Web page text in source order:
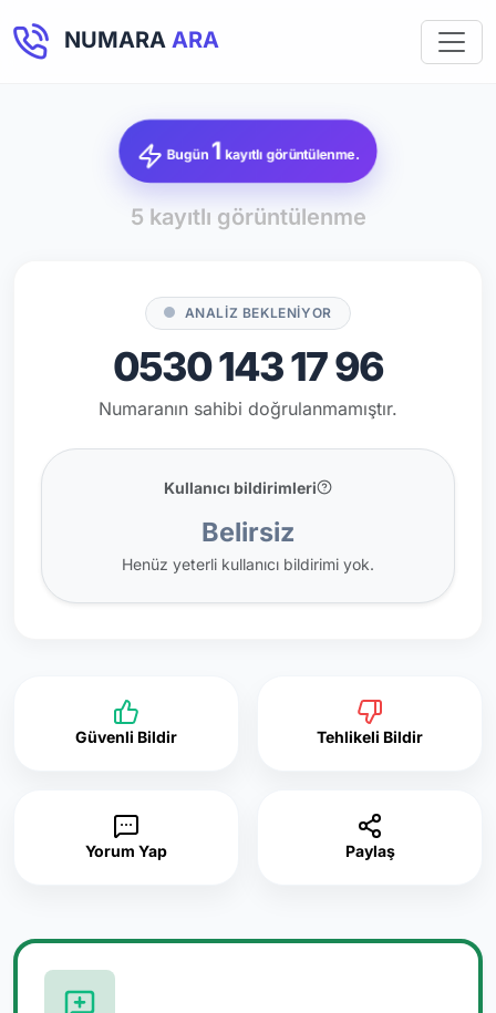
NUMARA ARA
Bugün1 kayıtlı görüntülenme.
5 kayıtlı görüntülenme
ANALİZ BEKLENİYOR
0530 143 17 96
Numaranın sahibi doğrulanmamıştır.
Kullanıcı bildirimleri
Belirsiz
Henüz yeterli kullanıcı bildirimi yok.
Güvenli Bildir Tehlikeli Bildir
Yorum Yap Paylaş